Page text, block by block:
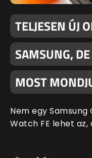
TELJESEN ÚJ
SAMSUNG,
MOST
Nem egy Samsung
Watch FE lehet az,